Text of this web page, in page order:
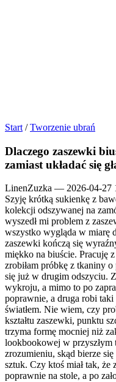
Start / Tworzenie ubrań
Dlaczego zaszewki
zamiast układać się
LinenZuzka — 2026-04-27
Szyję krótką sukienkę z
kolekcji odszywanej na
wyszedł mi problem z
wszystko wygląda w miarę
zaszewki kończą się
miękko na biuście. Pracuję
zrobiłam próbkę z tkaniny
się już w drugim odszyciu.
wykroju, a mimo to po
poprawnie, a druga robi
światłem. Nie wiem, czy
kształtu zaszewki, punktu
trzyma formę mocniej niż
lookbookowej w
zrozumieniu, skąd bierze
sztuk. Czy ktoś miał tak, że
poprawnie na stole, a po